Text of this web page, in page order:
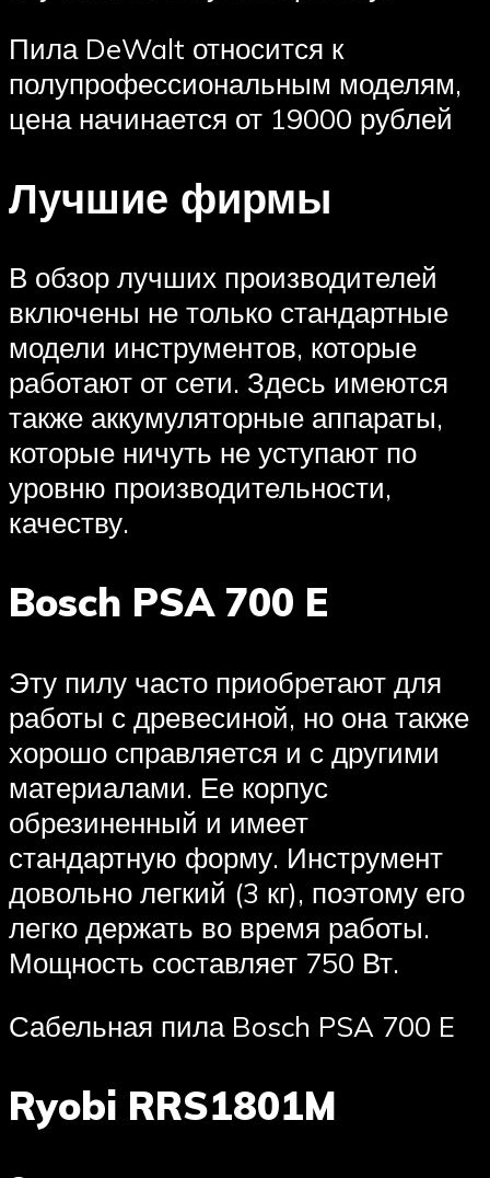
Пила DeWalt относится к
полупрофессиональным моделям,
цена начинается от 19000 рублей
Лучшие фирмы
В обзор лучших производителей
включены не только стандартные
модели инструментов, которые
работают от сети. Здесь имеются
также аккумуляторные аппараты,
которые ничуть не уступают по
уровню производительности,
качеству.
Bosch PSA 700 E
Эту пилу часто приобретают для
работы с древесиной, но она также
хорошо справляется и с другими
материалами. Ее корпус
обрезиненный и имеет
стандартную форму. Инструмент
довольно легкий (3 кг), поэтому его
легко держать во время работы.
Мощность составляет 750 Вт.
Сабельная пила Bosch PSA 700 E
Ryobi RRS1801M